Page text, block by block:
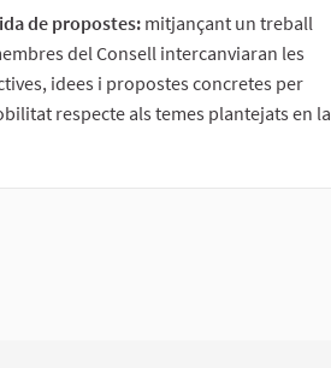
de propostes: mitjançant un treball
del Consell intercanviaran les
idees i propostes concretes per
respecte als temes plantejats en la